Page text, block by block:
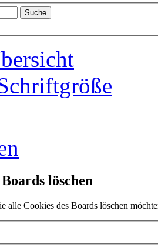
löschen
alle Cookies des Boards löschen